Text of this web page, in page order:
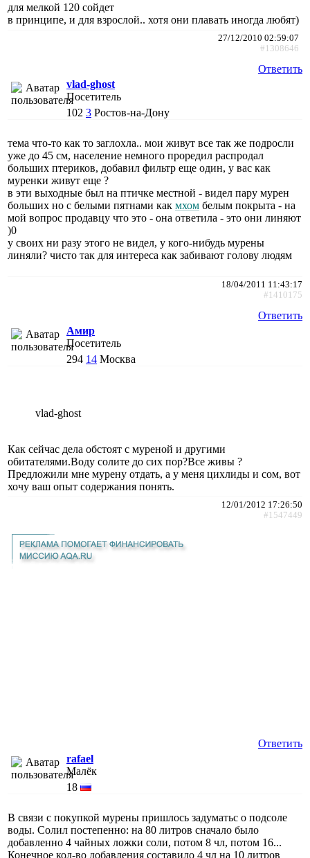
для мелкой 120 сойдет
в принципе, и для взрослой.. хотя они плавать иногда любят)
27/12/2010 02:59:07
#1308646
Ответить
vlad-ghost
Посетитель
102 3 Ростов-на-Дону
тема что-то как то заглохла.. мои живут все так же подросли
уже до 45 см, население немного проредил распродал
больших птериков, добавил фильтр еще один, у вас как
муренки живут еще ?
в эти выходные был на птичке местной - видел пару мурен
больших но с белыми пятнами как мхом белым покрыта - на
мой вопрос продавцу что это - она ответила - это они линяют
)0
у своих ни разу этого не видел, у кого-нибудь мурены
линяли? чисто так для интереса как забивают голову людям
18/04/2011 11:43:17
#1410175
Ответить
Амир
Посетитель
294 14 Москва
vlad-ghost
Как сейчас дела обстоят с муреной и другими
обитателями.Воду солите до сих пор?Все живы ?
Предложили мне мурену отдать, а у меня цихлиды и сом, вот
хочу ваш опыт содержания понять.
12/01/2012 17:26:50
#1547449
Ответить
rafael
Малёк
18
В связи с покупкой мурены пришлось задуматьс о подсоле
воды. Солил постепенно: на 80 литров сначало было
добавленно 4 чайных ложки соли, потом 8 чл, потом 16...
Конечное кол-во добавления составило 4 чл на 10 литров